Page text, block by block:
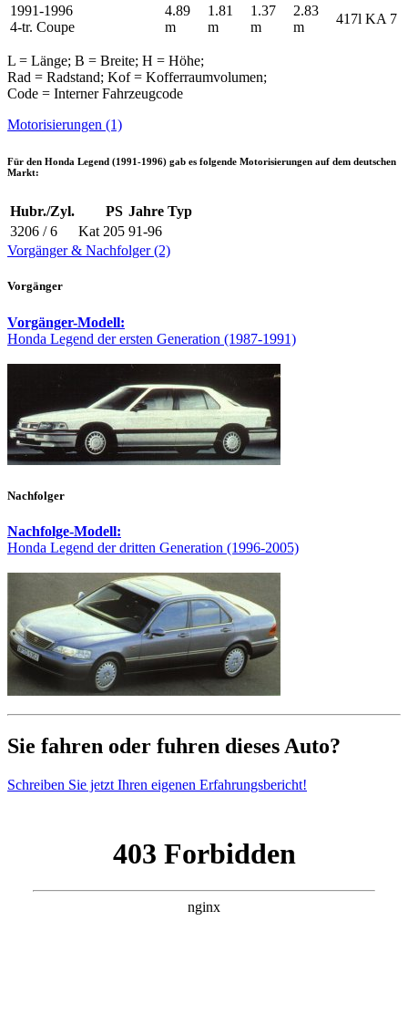
1991-1996
4-tr. Coupe
4.89
m
1.81
m
1.37
m
2.83
m
417l KA 7
L = Länge; B = Breite; H = Höhe;
Rad = Radstand; Kof = Kofferraumvolumen;
Code = Interner Fahrzeugcode
Motorisierungen (1)
Für den Honda Legend (1991-1996) gab es folgende Motorisierungen auf dem deutschen
Markt:
Hubr./Zyl. PS Jahre Typ
3206 / 6
Kat 205 91-96
Vorgänger & Nachfolger (2)
Vorgänger
Vorgänger-Modell:
Honda Legend der ersten Generation (1987-1991)
Nachfolger
Nachfolge-Modell:
Honda Legend der dritten Generation (1996-2005)
Sie fahren oder fuhren dieses Auto?
Schreiben Sie jetzt Ihren eigenen Erfahrungsbericht!